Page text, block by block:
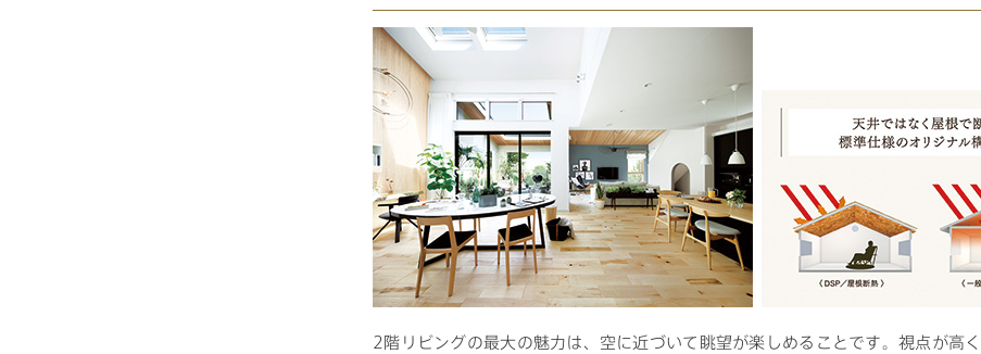
2階リビングの最大の魅力は、空に近づいて眺望が楽しめることです。視点が高